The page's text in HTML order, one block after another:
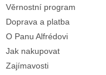
Věrnostní program
Doprava a platba
O Panu Alfrédovi
Jak nakupovat
Zajímavosti